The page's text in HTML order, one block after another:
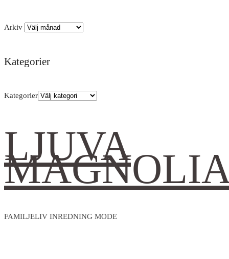
Arkiv
Kategorier
Kategorier
LJUVA
FAMILJELIV INREDNING MODE